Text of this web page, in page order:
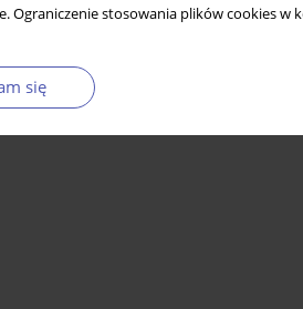
Ograniczenie stosowania plików cookies w
się